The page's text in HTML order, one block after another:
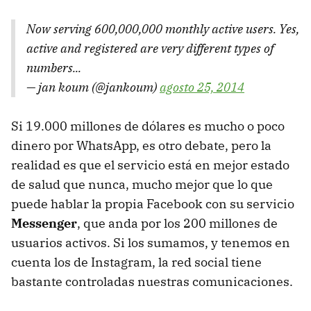
Now serving 600,000,000 monthly active users. Yes,
active and registered are very different types of
numbers...
— jan koum (@jankoum)agosto 25, 2014
Si 19.000 millones de dólares es mucho o poco
dinero por WhatsApp, es otro debate, pero la
realidad es que el servicio está en mejor estado
de salud que nunca, mucho mejor que lo que
puede hablar la propia Facebook con su servicio
Messenger, que anda por los 200 millones de
usuarios activos. Si los sumamos, y tenemos en
cuenta los de Instagram, la red social tiene
bastante controladas nuestras comunicaciones.